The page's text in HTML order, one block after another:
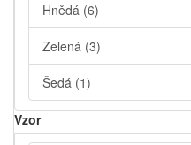
Hnědá (6)
Zelená (3)
Šedá (1)
Vzor